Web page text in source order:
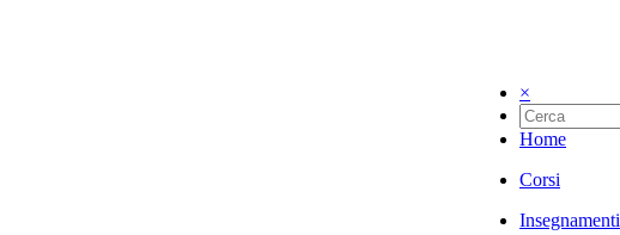
×
Home
Corsi
Insegnamenti